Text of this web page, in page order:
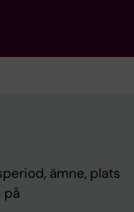
ämne, plats
på